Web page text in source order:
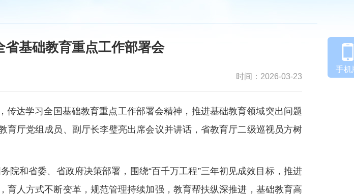
手机
省基础教育重点工作部署会
时间：2026-03-23
达学习全国基础教育重点工作部署会精神，推进基础教育领域突出问题
厅党组成员、副厅长李璧亮出席会议并讲话，省教育厅二级巡视员方树
院和省委、省政府决策部署，围绕“百千万工程”三年初见成效目标，推进
人方式不断变革，规范管理持续加强，教育帮扶纵深推进，基础教育高